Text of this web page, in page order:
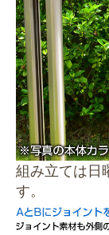
組み立ては日
す。